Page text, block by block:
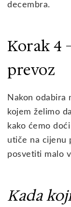
decembra.
Korak 4
prevoz
Nakon odabira
kojem želimo
kako ćemo
utiče na cijenu
posvetiti malo
Kada